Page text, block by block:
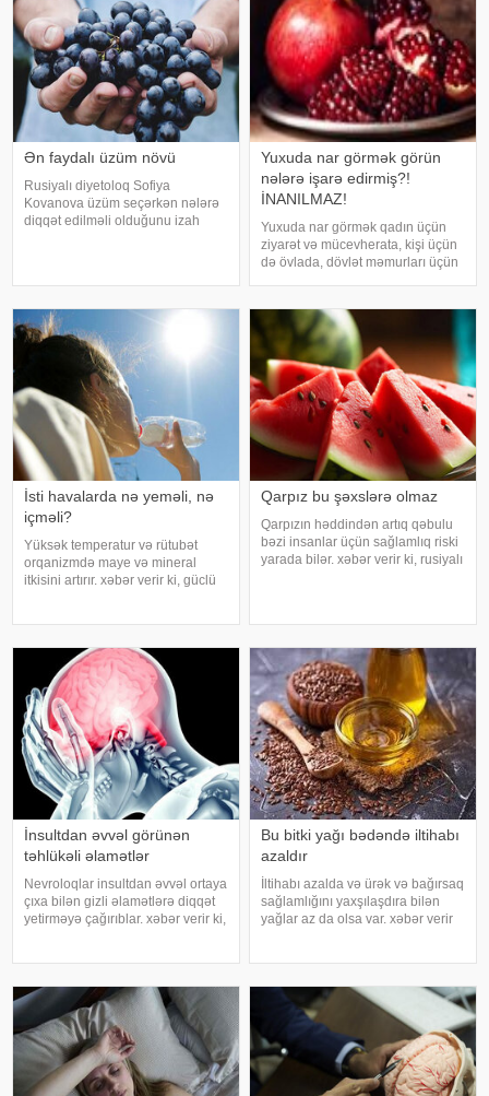
Ən faydalı üzüm növü
Rusiyalı diyetoloq Sofiya
Kovanova üzüm seçərkən nələrə
diqqət edilməli olduğunu izah
Mütəxəssis qeyd edib ki, tünd
rəngdə olan üzüm sortlar
Yuxuda nar görmək görün
nələrə işarə edirmiş?!
İNANILMAZ!
Yuxuda nar görmək qadın üçün
ziyarət və mücevherata, kişi üçün
də övlada, dövlət məmurları üçün
bərəkətinə, tacir üçün çox quru,
xalq üçün yaxşı bir idarəy
İsti havalarda nə yeməli, nə
içməli?
Yüksək temperatur və rütubət
orqanizmdə maye və mineral
itkisini artırır. xəbər verir ki, güclü
ürəkbulanma kimi hallara səbəb
Qarpız bu şəxslərə olmaz
Qarpızın həddindən artıq qəbulu
bəzi insanlar üçün sağlamlıq riski
yarada bilər. xəbər verir ki, rusiyalı
meyvəni ehtiyatla istehla
İnsultdan əvvəl görünən
təhlükəli əlamətlər
Nevroloqlar insultdan əvvəl ortaya
çıxa bilən gizli əlamətlərə diqqət
yetirməyə çağırıblar. xəbər verir ki,
verə bilər. Lakin b
Bu bitki yağı bədəndə iltihabı
azaldır
İltihabı azalda və ürək və bağırsaq
sağlamlığını yaxşılaşdıra bilən
yağlar az da olsa var. xəbər verir
preslənmiş kətan toxumlarında